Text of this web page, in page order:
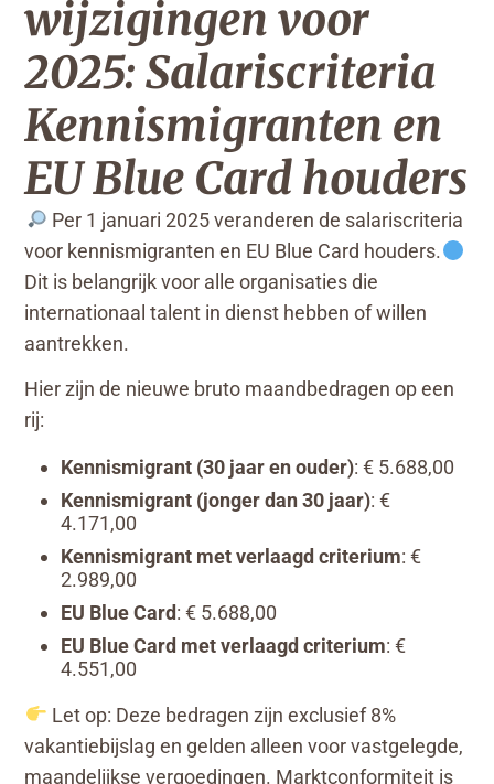
wijzigingen voor
2025: Salariscriteria
Kennismigranten en
EU Blue Card houders
Per 1 januari 2025 veranderen de salariscriteria
voor kennismigranten en EU Blue Card houders.
Dit is belangrijk voor alle organisaties die
internationaal talent in dienst hebben of willen
aantrekken.
Hier zijn de nieuwe bruto maandbedragen op een
rij:
Kennismigrant (30 jaar en ouder): € 5.688,00
Kennismigrant (jonger dan 30 jaar): €
4.171,00
Kennismigrant met verlaagd criterium: €
2.989,00
EU Blue Card: € 5.688,00
EU Blue Card met verlaagd criterium: €
4.551,00
Let op: Deze bedragen zijn exclusief 8%
vakantiebijslag en gelden alleen voor vastgelegde,
maandelijkse vergoedingen. Marktconformiteit is